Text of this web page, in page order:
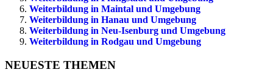
Weiterbildung in Maintal und Umgebung
Weiterbildung in Hanau und Umgebung
Weiterbildung in Neu-Isenburg und Umgebung
Weiterbildung in Rodgau und Umgebung
NEUESTE THEMEN